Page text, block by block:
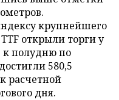
крупнейшего
открыли торги у
к полудню по
580,5
расчетной
дня.